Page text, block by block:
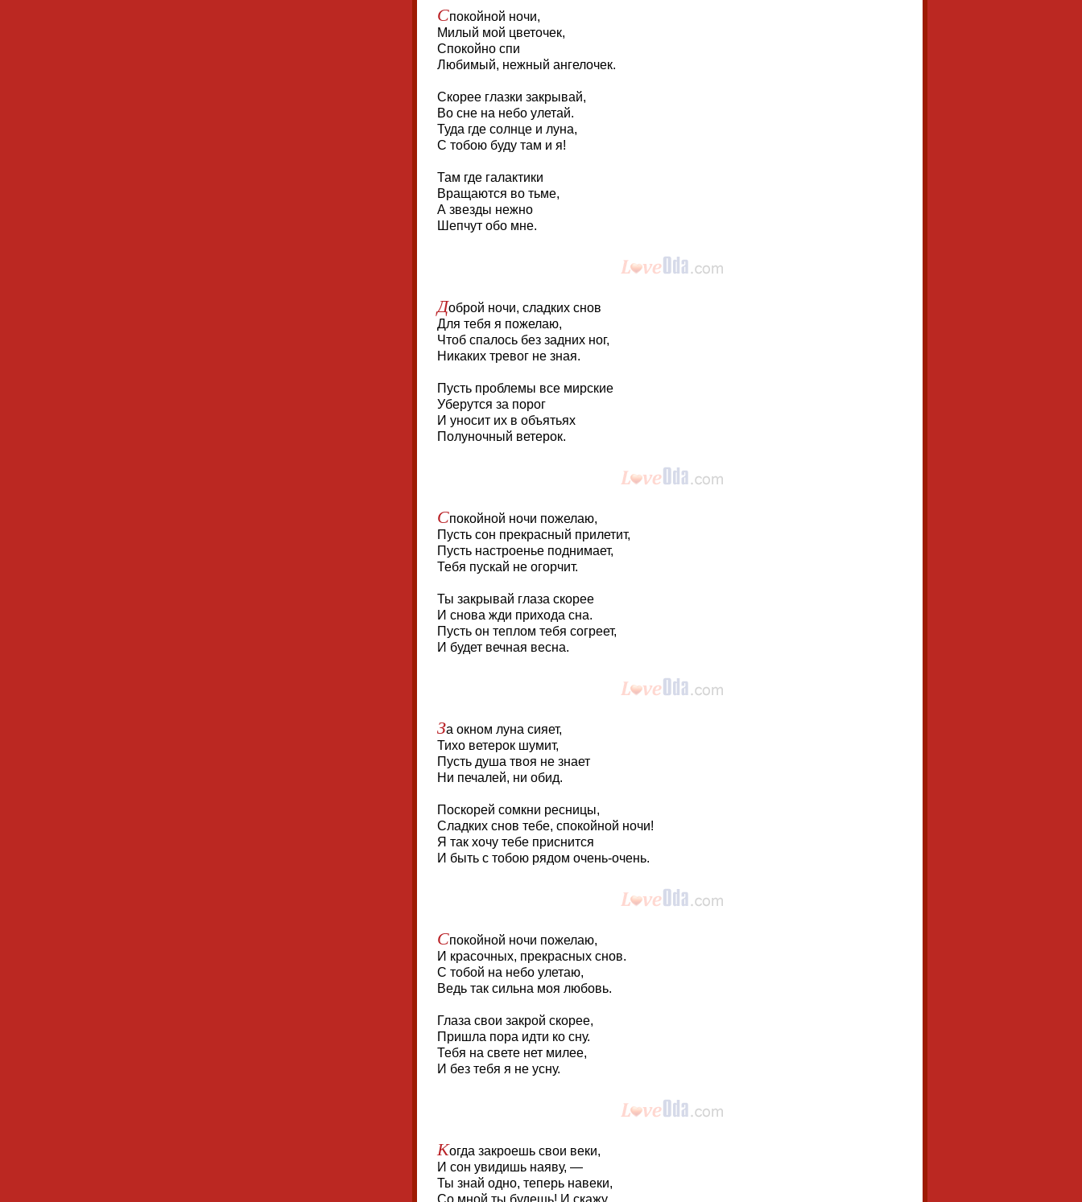
Спокойной ночи,
Милый мой цветочек,
Спокойно спи
Любимый, нежный ангелочек.
Скорее глазки закрывай,
Во сне на небо улетай.
Туда где солнце и луна,
С тобою буду там и я!
Там где галактики
Вращаются во тьме,
А звезды нежно
Шепчут обо мне.
Доброй ночи, сладких снов
Для тебя я пожелаю,
Чтоб спалось без задних ног,
Никаких тревог не зная.
Пусть проблемы все мирские
Уберутся за порог
И уносит их в объятьях
Полуночный ветерок.
Спокойной ночи пожелаю,
Пусть сон прекрасный прилетит,
Пусть настроенье поднимает,
Тебя пускай не огорчит.
Ты закрывай глаза скорее
И снова жди прихода сна.
Пусть он теплом тебя согреет,
И будет вечная весна.
За окном луна сияет,
Тихо ветерок шумит,
Пусть душа твоя не знает
Ни печалей, ни обид.
Поскорей сомкни ресницы,
Сладких снов тебе, спокойной ночи!
Я так хочу тебе приснится
И быть с тобою рядом очень-очень.
Спокойной ночи пожелаю,
И красочных, прекрасных снов.
С тобой на небо улетаю,
Ведь так сильна моя любовь.
Глаза свои закрой скорее,
Пришла пора идти ко сну.
Тебя на свете нет милее,
И без тебя я не усну.
Когда закроешь свои веки,
И сон увидишь наяву, —
Ты знай одно, теперь навеки,
Со мной ты будешь! И скажу,